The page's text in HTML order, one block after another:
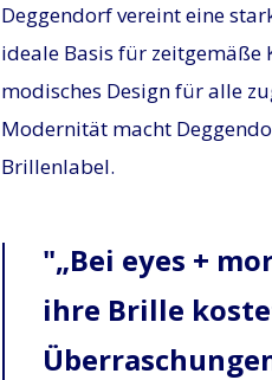
Deggendorf vereint eine
ideale Basis für zeitgemäße
modisches Design für alle
Modernität macht
Brillenlabel.
„Bei eyes +
ihre Brille